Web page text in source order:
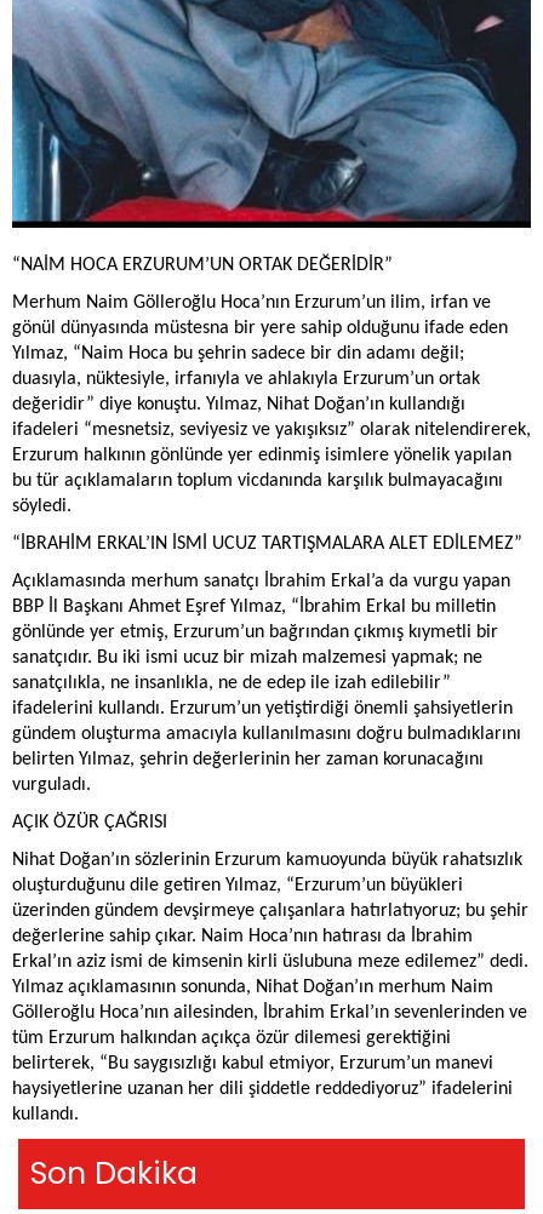
“NAİM HOCA ERZURUM’UN ORTAK DEĞERİDİR”
Merhum Naim Gölleroğlu Hoca’nın Erzurum’un ilim, irfan ve
gönül dünyasında müstesna bir yere sahip olduğunu ifade eden
Yılmaz, “Naim Hoca bu şehrin sadece bir din adamı değil;
duasıyla, nüktesiyle, irfanıyla ve ahlakıyla Erzurum’un ortak
değeridir” diye konuştu. Yılmaz, Nihat Doğan’ın kullandığı
ifadeleri “mesnetsiz, seviyesiz ve yakışıksız” olarak nitelendirerek,
Erzurum halkının gönlünde yer edinmiş isimlere yönelik yapılan
bu tür açıklamaların toplum vicdanında karşılık bulmayacağını
söyledi.
“İBRAHİM ERKAL’IN İSMİ UCUZ TARTIŞMALARA ALET EDİLEMEZ”
Açıklamasında merhum sanatçı İbrahim Erkal’a da vurgu yapan
BBP İl Başkanı Ahmet Eşref Yılmaz, “İbrahim Erkal bu milletin
gönlünde yer etmiş, Erzurum’un bağrından çıkmış kıymetli bir
sanatçıdır. Bu iki ismi ucuz bir mizah malzemesi yapmak; ne
sanatçılıkla, ne insanlıkla, ne de edep ile izah edilebilir”
ifadelerini kullandı. Erzurum’un yetiştirdiği önemli şahsiyetlerin
gündem oluşturma amacıyla kullanılmasını doğru bulmadıklarını
belirten Yılmaz, şehrin değerlerinin her zaman korunacağını
vurguladı.
AÇIK ÖZÜR ÇAĞRISI
Nihat Doğan’ın sözlerinin Erzurum kamuoyunda büyük rahatsızlık
oluşturduğunu dile getiren Yılmaz, “Erzurum’un büyükleri
üzerinden gündem devşirmeye çalışanlara hatırlatıyoruz; bu şehir
değerlerine sahip çıkar. Naim Hoca’nın hatırası da İbrahim
Erkal’ın aziz ismi de kimsenin kirli üslubuna meze edilemez” dedi.
Yılmaz açıklamasının sonunda, Nihat Doğan’ın merhum Naim
Gölleroğlu Hoca’nın ailesinden, İbrahim Erkal’ın sevenlerinden ve
tüm Erzurum halkından açıkça özür dilemesi gerektiğini
belirterek, “Bu saygısızlığı kabul etmiyor, Erzurum’un manevi
haysiyetlerine uzanan her dili şiddetle reddediyoruz” ifadelerini
kullandı.
Son Dakika